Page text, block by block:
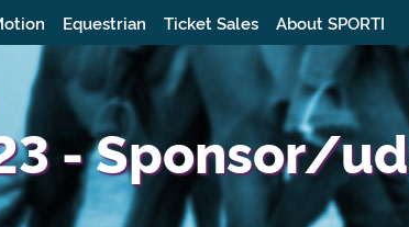
Equestrian Ticket Sales About SPORTI
- Sponsor/